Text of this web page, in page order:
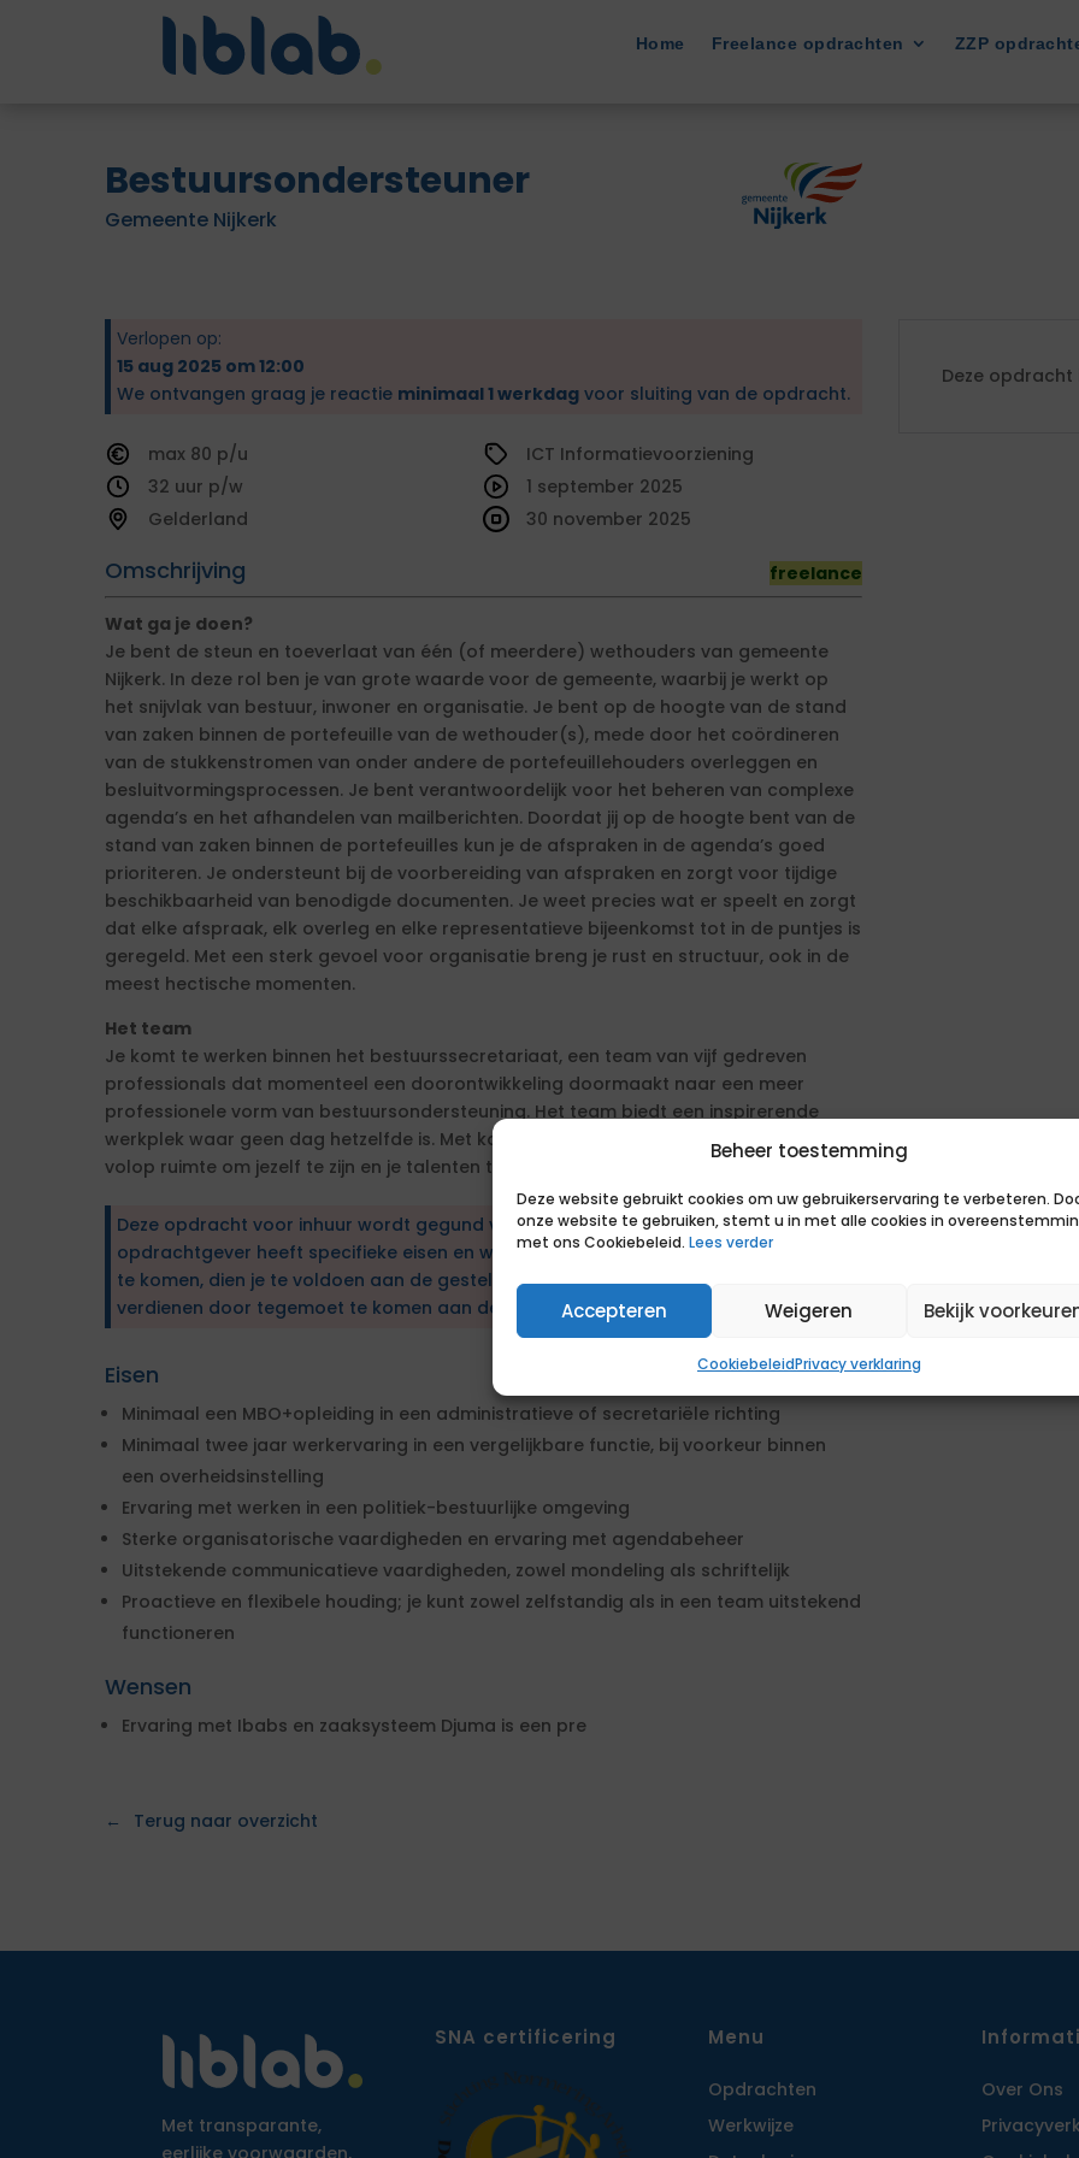
Beheer toestemming
Deze website gebruikt cookies om uw gebruikerservaring te verbeteren.
onze website te gebruiken, stemt u in met alle cookies in
met ons Cookiebeleid. Lees verder
Accepteren Weigeren Bekijk
CookiebeleidPrivacy verklaring
Home Freelance opdrachten ZZP
Bestuursondersteuner
Gemeente Nijkerk
Verlopen op:
15 aug 2025 om 12:00
We ontvangen graag je reactie minimaal 1 werkdag voor sluiting van de opdracht.
80
32
Gelderland
ICT Informatievoorziening
Omschrijving freelance
1 september 2025
30 november 2025
Wat ga je doen?
Je bent de steun en toeverlaat van één (of meerdere) wethouders van gemeente
Nijkerk. In deze rol ben je van grote waarde voor de gemeente, waarbij je werkt op
het snijvlak van bestuur, inwoner en organisatie. Je bent op de hoogte van de stand
van zaken binnen de portefeuille van de wethouder(s), mede door het coördineren
van de stukkenstromen van onder andere de portefeuillehouders overleggen en
besluitvormingsprocessen. Je bent verantwoordelijk voor het beheren van complexe
agenda’s en het afhandelen van mailberichten. Doordat jij op de hoogte bent van de
stand van zaken binnen de portefeuilles kun je de afspraken in de agenda’s goed
prioriteren. Je ondersteunt bij de voorbereiding van afspraken en zorgt voor tijdige
beschikbaarheid van benodigde documenten. Je weet precies wat er speelt en zorgt
dat elke afspraak, elk overleg en elke representatieve bijeenkomst tot in de puntjes is
geregeld. Met een sterk gevoel voor organisatie breng je rust en structuur, ook in de
meest hectische momenten.
Het team
Je komt te werken binnen het bestuurssecretariaat, een team van vijf gedreven
professionals dat momenteel een doorontwikkeling doormaakt naar een meer
professionele vorm van bestuursondersteuning. Het team biedt een inspirerende
werkplek waar geen dag hetzelfde is. Met korte lijnen binnen de organisatie krijg je
volop ruimte om jezelf te zijn en je talenten te benutten.
Deze opdracht voor inhuur wordt gegund via een aanbestedingsprocedure. De
opdrachtgever heeft specifieke eisen en wensen geformuleerd. Om in aanmerking
te komen, dien je te voldoen aan de gestelde eisen. Daarnaast kun je extra punten
verdienen door tegemoet te komen aan de wensen.
Eisen
Minimaal een MBO+opleiding in een administratieve of secretariële richting
Minimaal twee jaar werkervaring in een vergelijkbare functie, bij voorkeur binnen
een overheidsinstelling
Ervaring met werken in een politiek-bestuurlijke omgeving
Sterke organisatorische vaardigheden en ervaring met agendabeheer
Uitstekende communicatieve vaardigheden, zowel mondeling als schriftelijk
Proactieve en flexibele houding; je kunt zowel zelfstandig als in een team uitstekend
functioneren
Wensen
Ervaring met Ibabs en zaaksysteem Djuma is een pre
Deze opdracht
Terug naar overzicht
Met transparante,
eerlijke voorwaarden,
SNA certificering Menu
Opdrachten
Werkwijze
Over Ons